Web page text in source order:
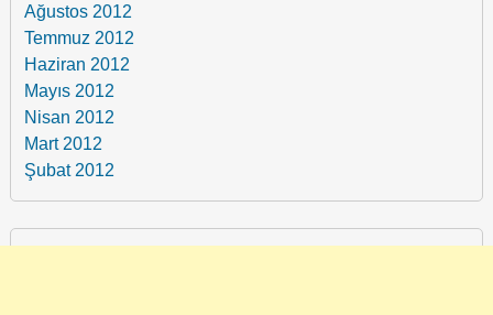
Ağustos 2012
Temmuz 2012
Haziran 2012
Mayıs 2012
Nisan 2012
Mart 2012
Şubat 2012